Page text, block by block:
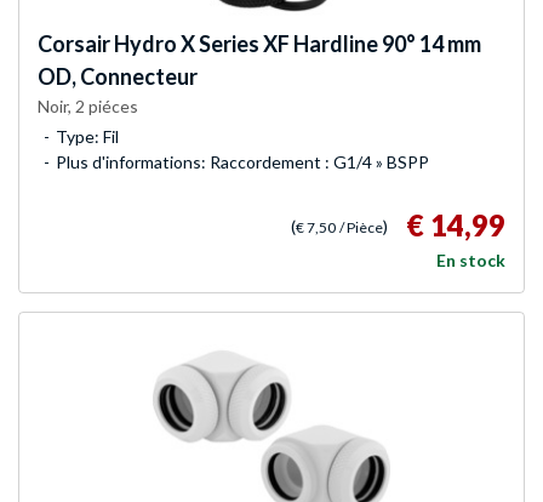
CorsairHydro X Series XF Hardline 90° 14 mm
OD, Connecteur
Noir, 2 piéces
Type: Fil
Plus d'informations: Raccordement : G1/4 » BSPP
(€ 7,50 / Pièce) € 14,99
En stock